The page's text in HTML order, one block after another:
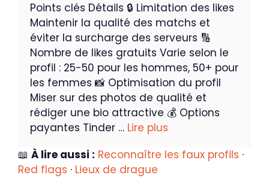
Points clés Détails 🔒 Limitation des likes
Maintenir la qualité des matchs et
éviter la surcharge des serveurs 🔢
Nombre de likes gratuits Varie selon le
profil : 25-50 pour les hommes, 50+ pour
les femmes 📸 Optimisation du profil
Miser sur des photos de qualité et
rédiger une bio attractive 💰 Options
payantes Tinder … Lire plus
📖 À lire aussi : Reconnaître les faux profils ·
Red flags · Lieux de drague